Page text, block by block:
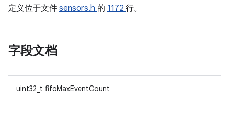
定义位于文件 sensors.h 的 1172 行。
字段文档
uint32_t fifoMaxEventCount